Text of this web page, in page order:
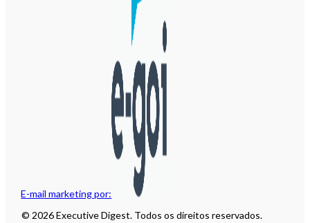
E-mail marketing por:
© 2026 Executive Digest. Todos os direitos reservados.